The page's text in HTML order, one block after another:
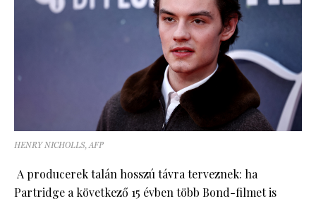
HENRY NICHOLLS, AFP
A producerek talán hosszú távra terveznek: ha
Partridge a következő 15 évben több Bond-filmet is